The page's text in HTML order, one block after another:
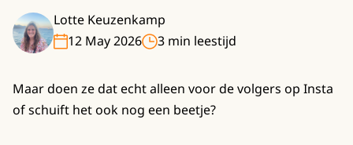
Lotte Keuzenkamp
12 May 2026
3 min leestijd
Maar doen ze dat echt alleen voor de volgers op Insta
of schuift het ook nog een beetje?